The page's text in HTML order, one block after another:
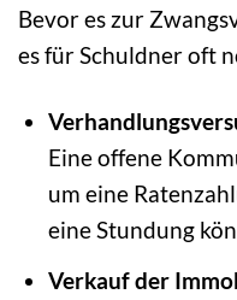
Bevor es zur
es für Schuldner oft
Eine offene
um eine
eine Stundung
Verkauf der